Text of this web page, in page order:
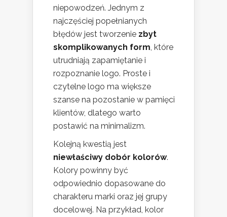
niepowodzeń. Jednym z
najczęściej popełnianych
błędów jest tworzenie zbyt
skomplikowanych form, które
utrudniają zapamiętanie i
rozpoznanie logo. Proste i
czytelne logo ma większe
szanse na pozostanie w pamięci
klientów, dlatego warto
postawić na minimalizm.
Kolejną kwestią jest
niewłaściwy dobór kolorów.
Kolory powinny być
odpowiednio dopasowane do
charakteru marki oraz jej grupy
docelowej. Na przykład, kolor